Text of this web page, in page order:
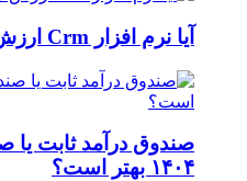
آیا نرم افزار Crm ارزش سرمایه گذاری دارد؟
صندوق درآمد ثابت یا
۱۴۰۴ بهتر است؟